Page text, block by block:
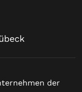
der